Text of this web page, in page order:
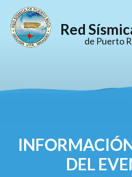
Red
de Puerto
DEL